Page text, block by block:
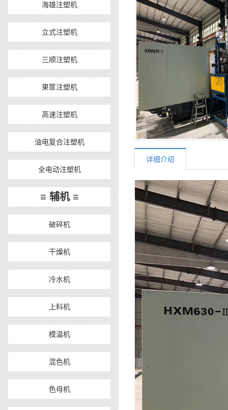
海雄注塑机
立式注塑机
三顺注塑机
果筐注塑机
高速注塑机
油电复合注塑机
全电动注塑机
≡ 辅机 ≡
破碎机
干燥机
冷水机
上料机
模温机
混色机
色母机
详细介绍